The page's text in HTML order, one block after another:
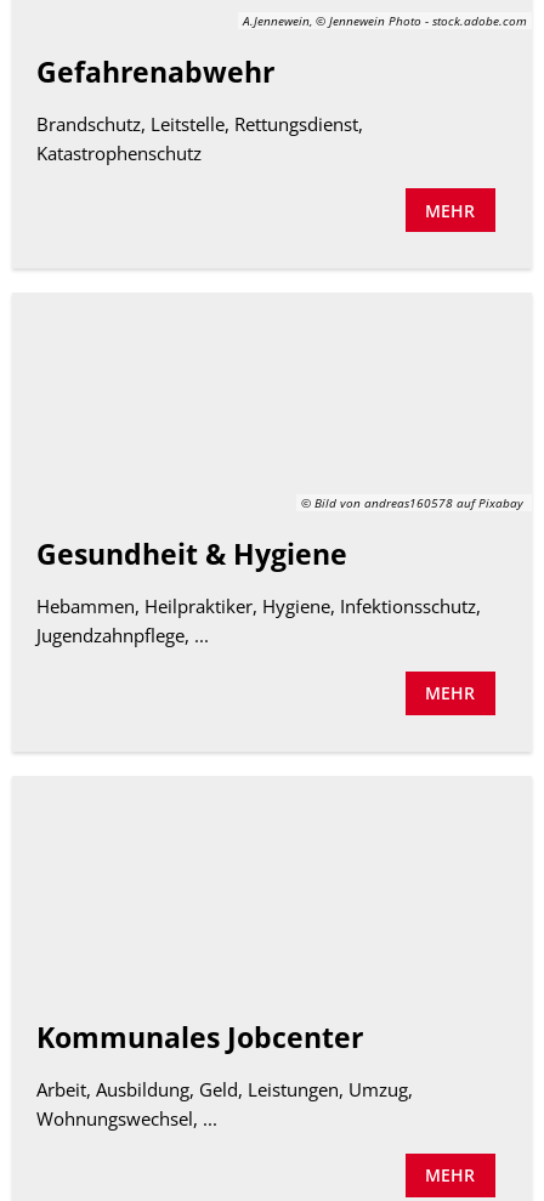
A.Jennewein, © Jennewein Photo - stock.adobe.com
Gefahrenabwehr
Brandschutz, Leitstelle, Rettungsdienst,
Katastrophenschutz
MEHR
© Bild von andreas160578 auf Pixabay
Gesundheit & Hygiene
Hebammen, Heilpraktiker, Hygiene, Infektionsschutz,
Jugendzahnpflege, ...
MEHR
Kommunales Jobcenter
Arbeit, Ausbildung, Geld, Leistungen, Umzug,
Wohnungswechsel, ...
MEHR